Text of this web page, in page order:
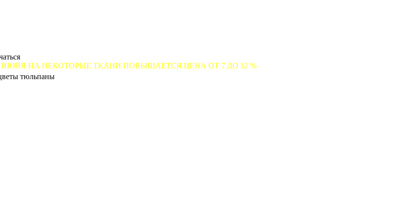
ТКАНИ ПОВЫШАЕТСЯ ЦЕНА ОТ 7 ДО 12 %
тюльпаны